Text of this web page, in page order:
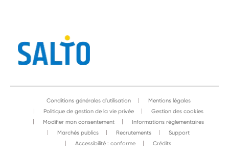
Conditions générales d'utilisation
Mentions légales
Politique de gestion de la vie privée
Gestion des cookies
Modifier mon consentement
Informations réglementaires
Marchés publics
Recrutements
Support
Accessibilité : conforme
Crédits